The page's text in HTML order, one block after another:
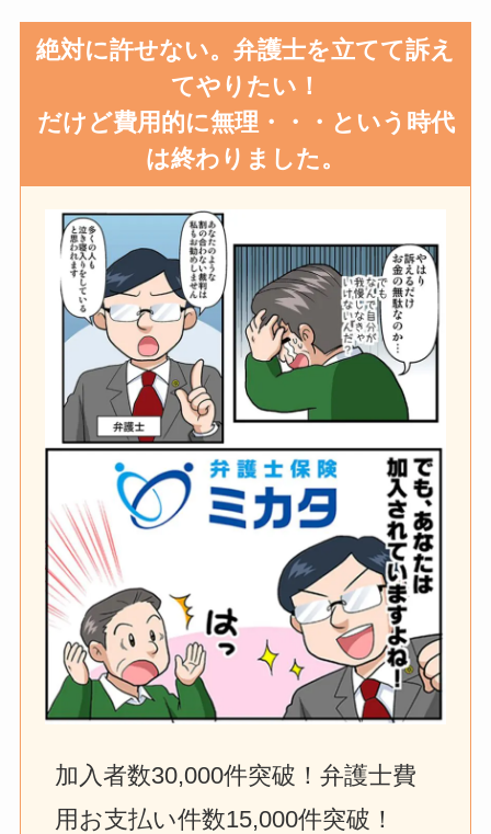
絶対に許せない。弁護士を立てて訴え
てやりたい！
だけど費用的に無理・・・という時代
は終わりました。
加入者数30,000件突破！弁護士費
用お支払い件数15,000件突破！